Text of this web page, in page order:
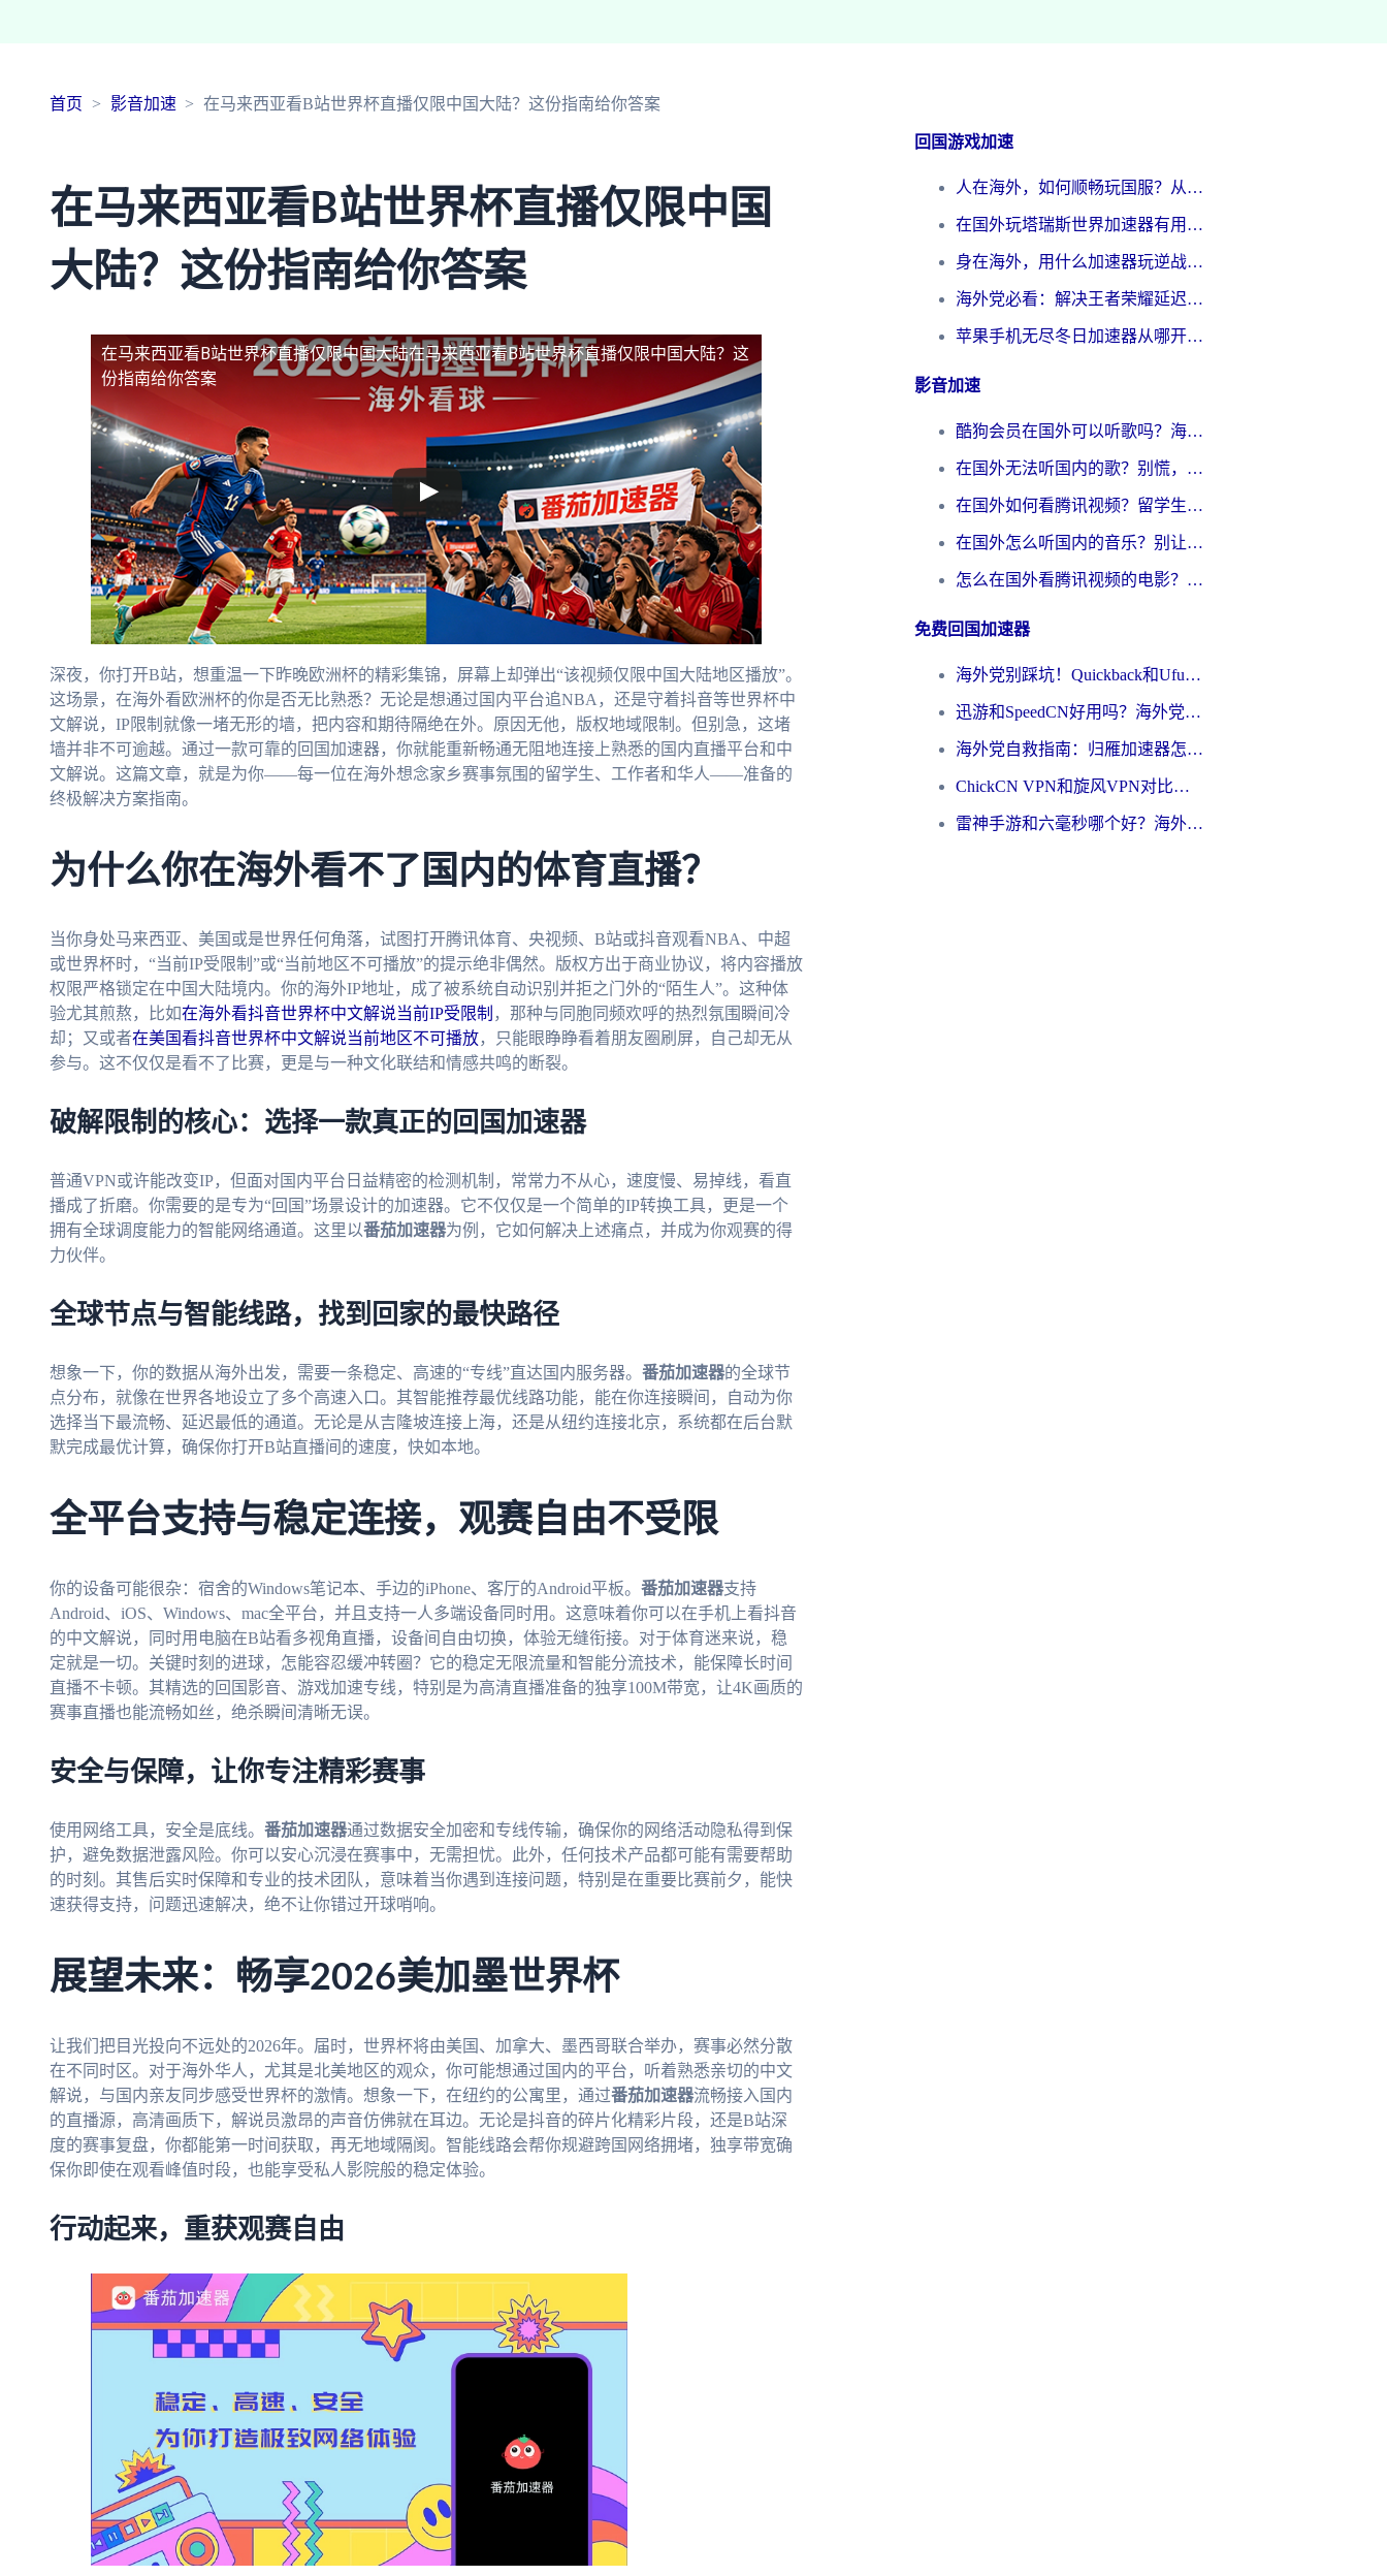
首页 影音加速 在马来西亚看B站世界杯直播仅限中国大陆？这份指南给你答案
在马来西亚看B站世界杯直播仅限中国
大陆？这份指南给你答案
在马来西亚看B站世界杯直播仅限中国大陆在马来西亚看B站世界杯直播仅限中国大陆？这
份指南给你答案
深夜，你打开B站，想重温一下昨晚欧洲杯的精彩集锦，屏幕上却弹出“该视频仅限中国大陆地区播放”。
这场景，在海外看欧洲杯的你是否无比熟悉？无论是想通过国内平台追NBA，还是守着抖音等世界杯中
文解说，IP限制就像一堵无形的墙，把内容和期待隔绝在外。原因无他，版权地域限制。但别急，这堵
墙并非不可逾越。通过一款可靠的回国加速器，你就能重新畅通无阻地连接上熟悉的国内直播平台和中
文解说。这篇文章，就是为你——每一位在海外想念家乡赛事氛围的留学生、工作者和华人——准备的
终极解决方案指南。
为什么你在海外看不了国内的体育直播？
当你身处马来西亚、美国或是世界任何角落，试图打开腾讯体育、央视频、B站或抖音观看NBA、中超
或世界杯时，“当前IP受限制”或“当前地区不可播放”的提示绝非偶然。版权方出于商业协议，将内容播放
权限严格锁定在中国大陆境内。你的海外IP地址，成了被系统自动识别并拒之门外的“陌生人”。这种体
验尤其煎熬，比如在海外看抖音世界杯中文解说当前IP受限制 ，那种与同胞同频欢呼的热烈氛围瞬间冷
却；又或者在美国看抖音世界杯中文解说当前地区不可播放，只能眼睁睁看着朋友圈刷屏，自己却无从
参与。这不仅仅是看不了比赛，更是与一种文化联结和情感共鸣的断裂。
破解限制的核心：选择一款真正的回国加速器
普通VPN或许能改变IP，但面对国内平台日益精密的检测机制，常常力不从心，速度慢、易掉线，看直
播成了折磨。你需要的是专为“回国”场景设计的加速器。它不仅仅是一个简单的IP转换工具，更是一个
拥有全球调度能力的智能网络通道。这里以番茄加速器为例，它如何解决上述痛点，并成为你观赛的得
力伙伴。
全球节点与智能线路，找到回家的最快路径
想象一下，你的数据从海外出发，需要一条稳定、高速的“专线”直达国内服务器。 番茄加速器的全球节
点分布，就像在世界各地设立了多个高速入口。其智能推荐最优线路功能，能在你连接瞬间，自动为你
选择当下最流畅、延迟最低的通道。无论是从吉隆坡连接上海，还是从纽约连接北京，系统都在后台默
默完成最优计算，确保你打开B站直播间的速度，快如本地。
全平台支持与稳定连接，观赛自由不受限
你的设备可能很杂：宿舍的Windows笔记本、手边的iPhone、客厅的Android平板。 番茄加速器支持
Android、iOS、Windows、mac全平台，并且支持一人多端设备同时用。这意味着你可以在手机上看抖音
的中文解说，同时用电脑在B站看多视角直播，设备间自由切换，体验无缝衔接。对于体育迷来说，稳
定就是一切。关键时刻的进球，怎能容忍缓冲转圈？它的稳定无限流量和智能分流技术，能保障长时间
直播不卡顿。其精选的回国影音、游戏加速专线，特别是为高清直播准备的独享100M带宽，让4K画质的
赛事直播也能流畅如丝，绝杀瞬间清晰无误。
安全与保障，让你专注精彩赛事
使用网络工具，安全是底线。 番茄加速器通过数据安全加密和专线传输，确保你的网络活动隐私得到保
护，避免数据泄露风险。你可以安心沉浸在赛事中，无需担忧。此外，任何技术产品都可能有需要帮助
的时刻。其售后实时保障和专业的技术团队，意味着当你遇到连接问题，特别是在重要比赛前夕，能快
速获得支持，问题迅速解决，绝不让你错过开球哨响。
展望未来：畅享2026美加墨世界杯
让我们把目光投向不远处的2026年。届时，世界杯将由美国、加拿大、墨西哥联合举办，赛事必然分散
在不同时区。对于海外华人，尤其是北美地区的观众，你可能想通过国内的平台，听着熟悉亲切的中文
解说，与国内亲友同步感受世界杯的激情。想象一下，在纽约的公寓里，通过番茄加速器流畅接入国内
的直播源，高清画质下，解说员激昂的声音仿佛就在耳边。无论是抖音的碎片化精彩片段，还是B站深
度的赛事复盘，你都能第一时间获取，再无地域隔阂。智能线路会帮你规避跨国网络拥堵，独享带宽确
保你即使在观看峰值时段，也能享受私人影院般的稳定体验。
行动起来，重获观赛自由
回国游戏加速
人在海外，如何顺畅玩国服？从《王者荣耀》到《云图计划》的加速器终极指南
在国外玩塔瑞斯世界加速器有用吗？海外玩家亲测后的真实答案
身在海外，用什么加速器玩逆战才能告别延迟？
海外党必看：解决王者荣耀延迟的加速器终极指南——从EVE到猫和老鼠，一个工具全搞定
苹果手机无尽冬日加速器从哪开启？海外玩家的冬日生存指南
影音加速
酷狗会员在国外可以听歌吗？海外党亲测有效：3步解决音乐权限难题
在国外无法听国内的歌？别慌，这样操作就能畅听QQ音乐（附亲测加速器推荐）
在国外如何看腾讯视频？留学生亲测有效的回国加速方案
在国外怎么听国内的音乐？别让版权限制断了你的华语歌单
怎么在国外看腾讯视频的电影？海外党亲测有效的回国加速指南
免费回国加速器
海外党别踩坑！Quickback和UfunR好用吗？选对回国加速器才能无缝刷国内资源
迅游和SpeedCN好用吗？海外党如何破解那道看不见的墙
海外党自救指南：归雁加速器怎么样？教你避开坑实现国内资源无缝访问
ChickCN VPN和旋风VPN对比哪个回国效果更好？海外用户的选择困境与出路
雷神手游和六毫秒哪个好？海外党如何真正解锁国内资源